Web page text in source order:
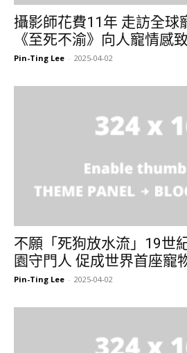
攝影師花費11年 走訪全球
《至死不渝》向人寵情感
Pin-Ting Lee - 2025-04-02
不願「死狗放水流」19世
園守門人 促成世界首座寵
Pin-Ting Lee - 2025-04-02